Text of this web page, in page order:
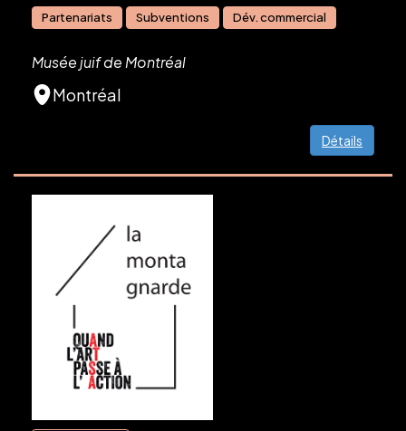
Partenariats Subventions Dév. commercial
Musée juif de Montréal
Montréal
Détails